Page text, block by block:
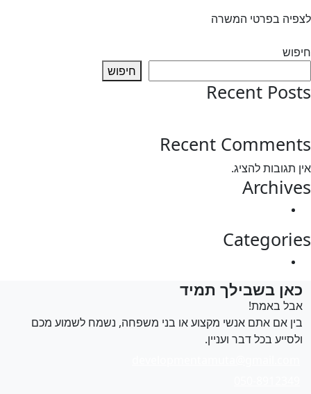
בפרטי המשרה
חיפוש
Recent
Recent
תגובות להציג.
מרץ 2025
Uncategorized
בשבילך תמיד
באמת!
אם אתם אנשי מקצוע או בני משפחה, נשמח לשמוע מכם
בכל דבר ועניין.